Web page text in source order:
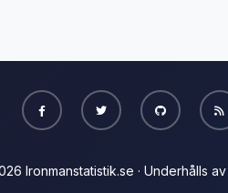
Ironmanstatistik.se · Underhålls av